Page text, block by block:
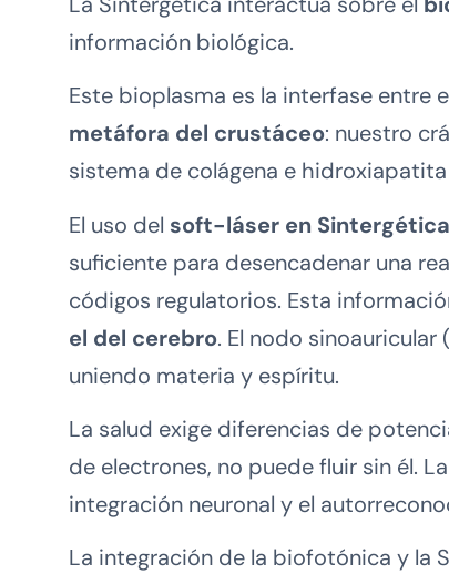
información biológica.
Este bioplasma es la interfase entre
metáfora del crustáceo: nuestro
sistema de colágena e
El uso del soft-láser en Sintergética
suficiente para desencadenar una
códigos regulatorios. Esta
el del cerebro. El nodo
uniendo materia y espíritu.
La salud exige diferencias de
de electrones, no puede fluir sin él.
integración neuronal y el
La integración de la biofotónica y la